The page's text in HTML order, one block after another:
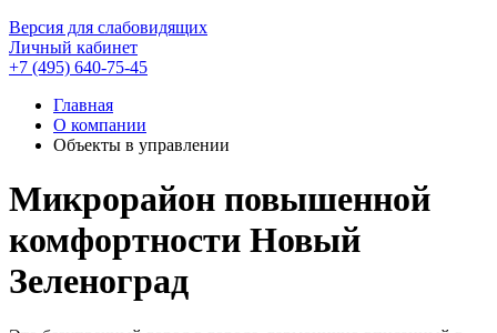
Версия для слабовидящих
Личный кабинет
+7 (495) 640-75-45
Главная
О компании
Объекты в управлении
Микрорайон повышенной
комфортности Новый
Зеленоград